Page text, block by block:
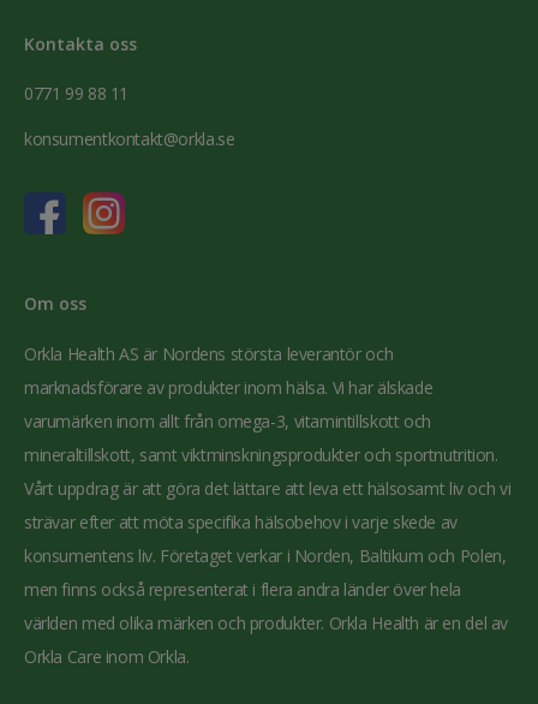
Om oss
Orkla Health AS är Nordens största leverantör och
marknadsförare av produkter inom hälsa. Vi har älskade
varumärken inom allt från omega-3, vitamintillskott och
mineraltillskott, samt viktminskningsprodukter och sportnutrition.
Vårt uppdrag är att göra det lättare att leva ett hälsosamt liv och vi
strävar efter att möta specifika hälsobehov i varje skede av
konsumentens liv. Företaget verkar i Norden, Baltikum och Polen,
men finns också representerat i flera andra länder över hela
världen med olika märken och produkter. Orkla Health är en del av
Orkla Care inom Orkla.
Kontakta oss
0771 99 88 11
konsumentkontakt@orkla.se